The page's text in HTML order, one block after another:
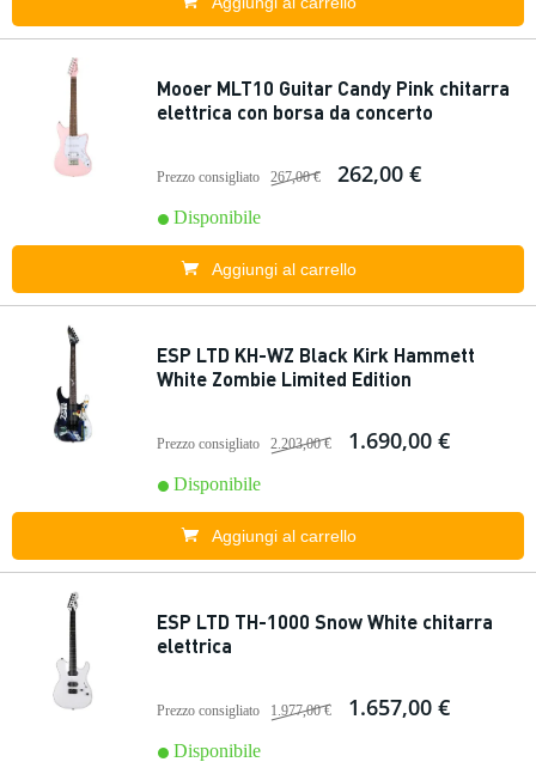
Mooer MLT10 Guitar Candy Pink chitarra
elettrica con borsa da concerto
Prezzo consigliato 267,00 € 262,00 €
Disponibile
Aggiungi al carrello
ESP LTD KH-WZ Black Kirk Hammett
White Zombie Limited Edition
Prezzo consigliato 2.203,00 € 1.690,00 €
Disponibile
Aggiungi al carrello
ESP LTD TH-1000 Snow White chitarra
elettrica
Prezzo consigliato 1.977,00 € 1.657,00 €
Disponibile